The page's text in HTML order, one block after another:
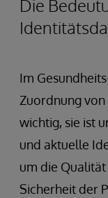
Die
Im
Zuordnung
wichtig, sie ist
und aktuelle
um die
Sicherheit der